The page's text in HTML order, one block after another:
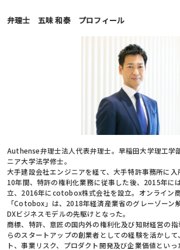
弁理士 五味 和泰 プロフィール
Authense弁理士法人代表弁理士。早稲田大学理工学
ニア大学法学修士。
大手建設会社エンジニアを経て、大手特許事務所に入
10年間、特許の権利化業務に従事した後、2015年に
立、2016年にcotobox株式会社を設立。オンライン
「Cotobox」は、2018年経済産業省のグレーゾーン
DXビジネスモデルの先駆けとなった。
商標、特許、意匠の国内外の権利化及び知財経営の
らのスタートアップの創業者としての経験を活かし
ト、事業リスク、プロダクト開発及び企業価値とい